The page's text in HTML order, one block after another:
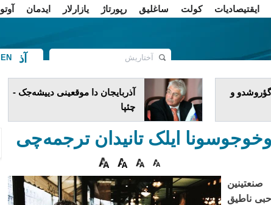
ایقتیصادیات کولت ساغلیق رپورتاژ یازارلار ایدمان آوتو
EN آذ
گؤروشدو و
آذربایجان دا موقعینی دییشه‌جک -
چئپا
ایلک تانیدان ترجمه‌چی
ناطیق